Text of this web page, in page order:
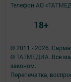
© 2011 - 2026.
© ТАТМЕДИА. Все
законом.
Перепечатка,
Телефон АО
18+